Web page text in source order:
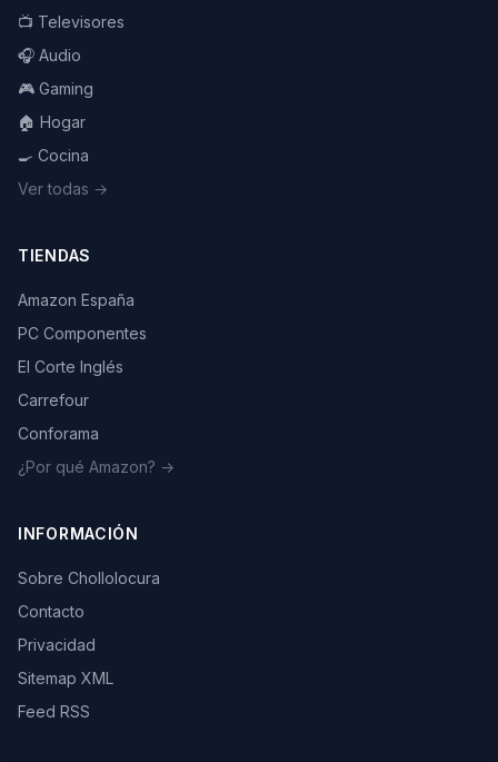
📺 Televisores
🎧 Audio
🎮 Gaming
🏠 Hogar
🍳 Cocina
Ver todas →
TIENDAS
Amazon España
PC Componentes
El Corte Inglés
Carrefour
Conforama
¿Por qué Amazon? →
INFORMACIÓN
Sobre Chollolocura
Contacto
Privacidad
Sitemap XML
Feed RSS